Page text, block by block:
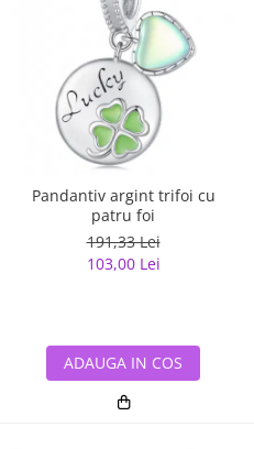
Pandantiv argint trifoi cu
patru foi
191,33 Lei
103,00 Lei
ADAUGA IN COS